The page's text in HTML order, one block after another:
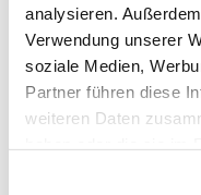
analysieren.
Verwendung unserer
soziale Medien,
Partner führen diese
weiteren Daten